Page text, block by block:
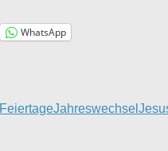
WhatsApp
FeiertageJahreswechsel